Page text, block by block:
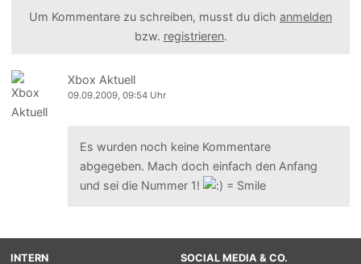
Um Kommentare zu schreiben, musst du dich anmelden
bzw. registrieren.
Xbox Aktuell
09.09.2009, 09:54 Uhr
Es wurden noch keine Kommentare
abgegeben. Mach doch einfach den Anfang
und sei die Nummer 1!
INTERN
SOCIAL MEDIA & CO.